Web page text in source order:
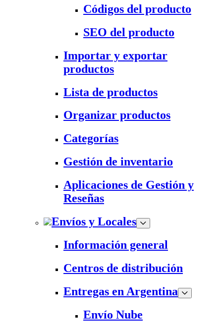
Códigos del producto
SEO del producto
Importar y exportar
productos
Lista de productos
Organizar productos
Categorías
Gestión de inventario
Aplicaciones de Gestión y
Reseñas
Envíos y Locales
Información general
Centros de distribución
Entregas en Argentina
Envío Nube